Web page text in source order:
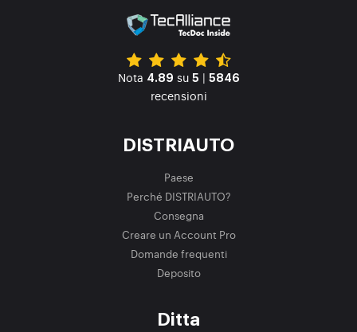
Nota 4.89 su 5 | 5846
recensioni
DISTRIAUTO
Paese
Perché DISTRIAUTO?
Consegna
Creare un Account Pro
Domande frequenti
Deposito
Ditta